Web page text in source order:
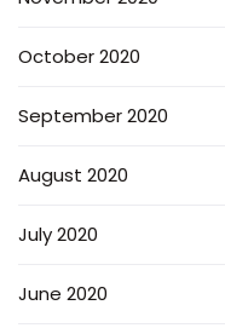
October 2020
September 2020
August 2020
July 2020
June 2020